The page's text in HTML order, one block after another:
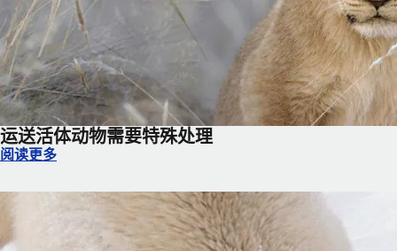
运送活体动物需要特殊处理
运送活体动物需要特殊处理
阅读更多